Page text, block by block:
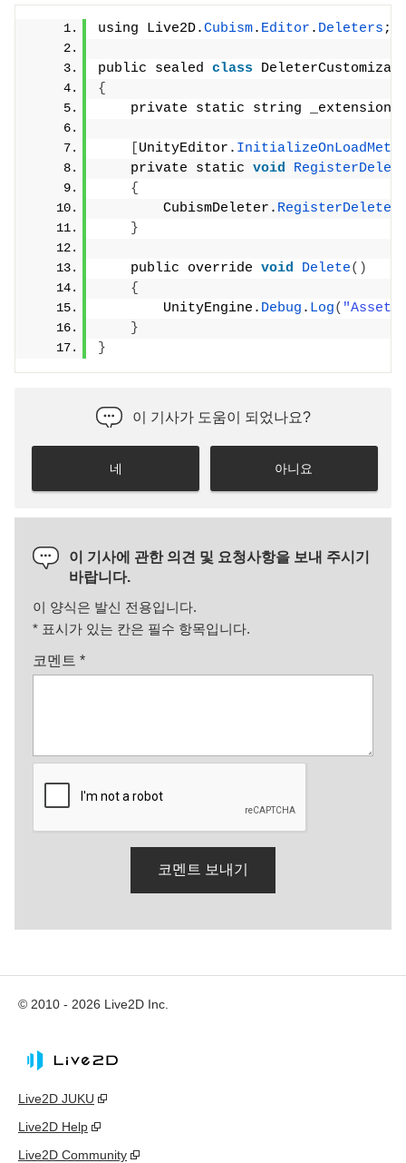
using Live2D.Cubism. Editor . Deleters ;
public sealed class
{
private static string _extension
UnityEditor.
    private static
void
{
        CubismDeleter.
RegisterDeleter
}
    public override
void Delete()
{
        UnityEngine.
Debug . Log( "Asset
}
}
이 기사가 도움이 되었나요?
네 아니요
이 기사에 관한 의견 및 요청사항을 보내 주시기
바랍니다.
이 양식은 발신 전용입니다.
* 표시가 있는 칸은 필수 항목입니다.
코멘트 *
© 2010 - 2026 Live2D Inc.
Live2D JUKU
Live2D Help
Live2D Community